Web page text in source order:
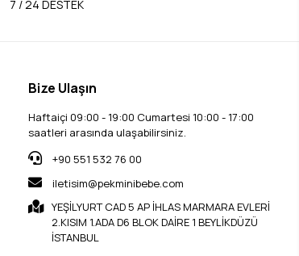
7 / 24 DESTEK
Bize Ulaşın
Haftaiçi 09:00 - 19:00 Cumartesi 10:00 - 17:00
saatleri arasında ulaşabilirsiniz.
+90 551 532 76 00
iletisim@pekminibebe.com
YEŞİLYURT CAD 5 AP İHLAS MARMARA EVLERİ
2.KISIM 1.ADA D6 BLOK DAİRE 1 BEYLİKDÜZÜ
İSTANBUL